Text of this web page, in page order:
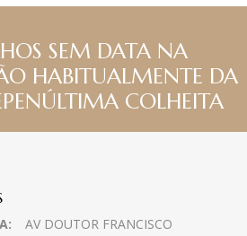
SEM DATA NA
HABITUALMENTE DA
COLHEITA
AV DOUTOR FRANCISCO